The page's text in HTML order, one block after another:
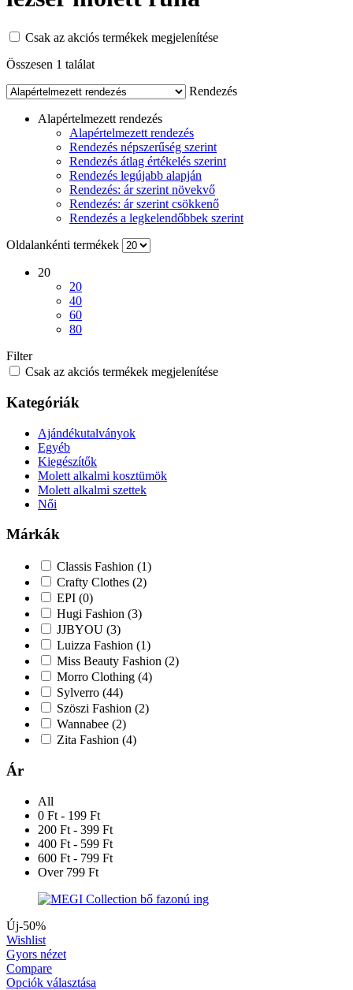
Csak az akciós termékek megjelenítése
Összesen 1 találat
Rendezés
Alapértelmezett rendezés
Alapértelmezett rendezés
Rendezés népszerűség szerint
Rendezés átlag értékelés szerint
Rendezés legújabb alapján
Rendezés: ár szerint növekvő
Rendezés: ár szerint csökkenő
Rendezés a legkelendőbbek szerint
Oldalankénti termékek
20
20
40
60
80
Filter
Csak az akciós termékek megjelenítése
Kategóriák
Ajándékutalványok
Egyéb
Kiegészítők
Molett alkalmi kosztümök
Molett alkalmi szettek
Női
Márkák
Classis Fashion (1)
Crafty Clothes (2)
EPI (0)
Hugi Fashion (3)
JJBYOU (3)
Luizza Fashion (1)
Miss Beauty Fashion (2)
Morro Clothing (4)
Sylverro (44)
Szöszi Fashion (2)
Wannabee (2)
Zita Fashion (4)
Ár
All
0 Ft - 199 Ft
200 Ft - 399 Ft
400 Ft - 599 Ft
600 Ft - 799 Ft
Over 799 Ft
Új-50%
Wishlist
Gyors nézet
Compare
Opciók választása